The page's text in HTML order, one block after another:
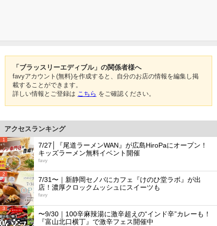
「ブラッスリーエディブル」の関係者様へ
favyアカウント(無料)を作成すると、自分のお店の情報を編集し掲
載することができます。
詳しい情報とご登録は こちら をご確認ください。
アクセスランキング
1
7/27│『尾道ラーメンWAN』が広島HiroPaにオープン！
キッズラーメン無料イベント開催
favy
2
7/31〜｜新静岡セノバにカフェ『けのひ堂ラボ』が出
店！濃厚クロックムッシュにスイーツも
favy
3
〜9/30｜100辛麻辣湯に激辛超えの“インド辛”カレーも！
『富山北口横丁』で激辛フェス開催中